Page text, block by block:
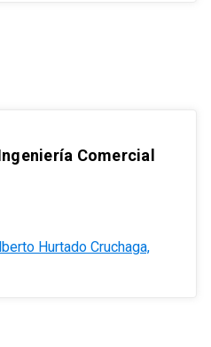
Comercial
Hurtado Cruchaga,